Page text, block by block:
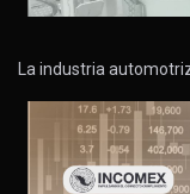
La industria